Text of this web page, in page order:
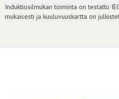
Kirjaudu sisään
Induktiosilmukan toiminta on testattu
mukaisesti ja kuuluvuuskartta on